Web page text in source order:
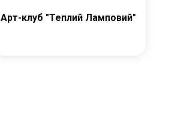
Арт-клуб "Теплий Ламповий"